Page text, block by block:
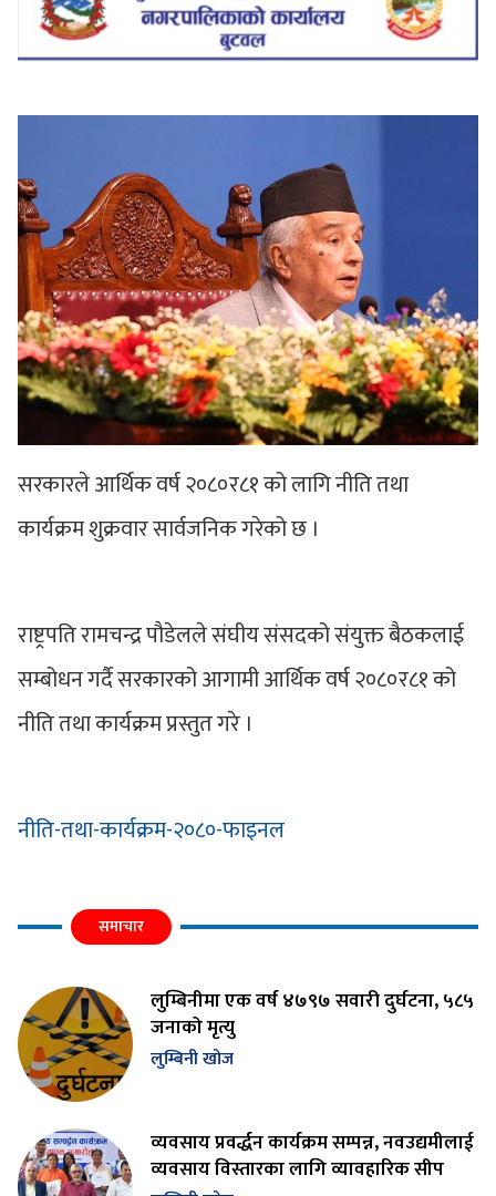
सरकारले आर्थिक वर्ष २०८०र८१ को लागि नीति तथा
कार्यक्रम शुक्रवार सार्वजनिक गरेको छ ।
राष्ट्रपति रामचन्द्र पौडेलले संघीय संसदको संयुक्त बैठकलाई
सम्बोधन गर्दै सरकारको आगामी आर्थिक वर्ष २०८०र८१ को
नीति तथा कार्यक्रम प्रस्तुत गरे ।
नीति-तथा-कार्यक्रम-२०८०-फाइनल
समाचार
लुम्बिनीमा एक वर्ष ४७९७ सवारी दुर्घटना, ५८५
जनाको मृत्यु
लुम्बिनी खोज
व्यवसाय प्रवर्द्धन कार्यक्रम सम्पन्न, नवउद्यमीलाई
व्यवसाय विस्तारका लागि व्यावहारिक सीप